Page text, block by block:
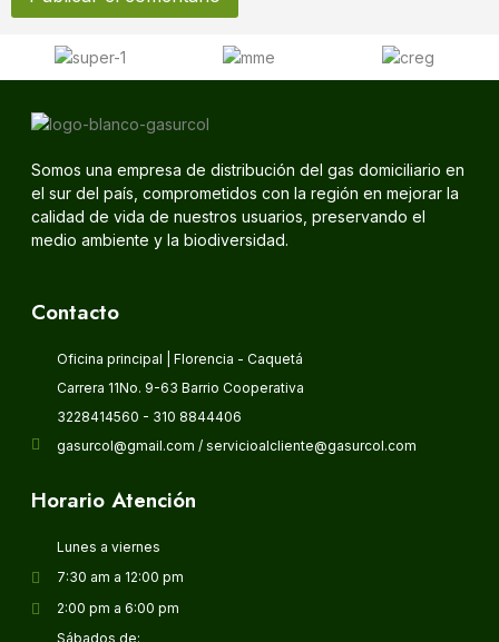
Somos una empresa de distribución del gas domiciliario en
el sur del país, comprometidos con la región en mejorar la
calidad de vida de nuestros usuarios, preservando el
medio ambiente y la biodiversidad.
Contacto
Oficina principal | Florencia - Caquetá
Carrera 11No. 9-63 Barrio Cooperativa
3228414560 - 310 8844406
gasurcol@gmail.com / servicioalcliente@gasurcol.com
Horario Atención
Lunes a viernes
7:30 am a 12:00 pm
2:00 pm a 6:00 pm
Sábados de: